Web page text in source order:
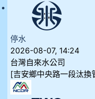
停水
2026-08-07, 14:24
台灣自來水公司
[吉安鄉中央路一段汰換